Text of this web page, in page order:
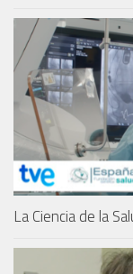
La Ciencia de la